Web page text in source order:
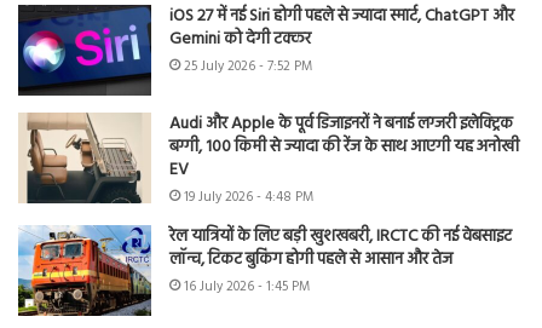
iOS 27 में नई Siri होगी पहले से ज्यादा स्मार्ट, ChatGPT और
Gemini को देगी टक्कर
25 July 2026 - 7:52 PM
Audi और Apple के पूर्व डिजाइनरों ने बनाई लग्जरी इलेक्ट्रिक
बग्गी, 100 किमी से ज्यादा की रेंज के साथ आएगी यह अनोखी
EV
19 July 2026 - 4:48 PM
रेल यात्रियों के लिए बड़ी खुशखबरी, IRCTC की नई वेबसाइट
लॉन्च, टिकट बुकिंग होगी पहले से आसान और तेज
16 July 2026 - 1:45 PM